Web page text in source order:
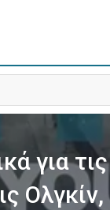
για τις
Ολγκίν,